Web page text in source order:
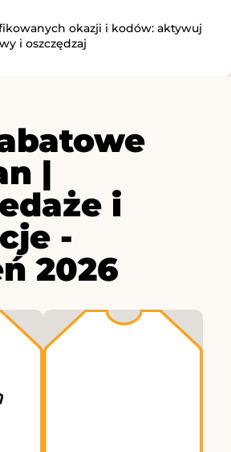
okazji i kodów: aktywuj
i oszczędzaj
|
i
-
2026